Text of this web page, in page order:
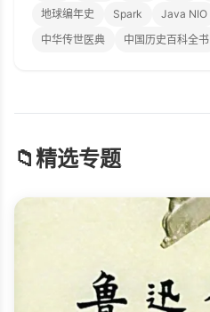
地球编年史
Spark Java NIO
中华传世医典
中国历史百科全书
📁精选专题